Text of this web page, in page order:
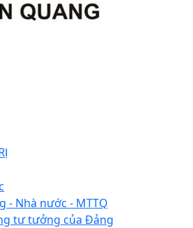
- Nhà nước - MTTQ
tư tưởng của Đảng